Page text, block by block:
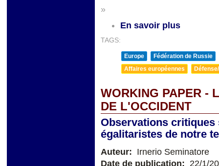
»
En savoir plus
TAGS:
Europe
Fédération de Russie
Affaires européennes
WORKING PAPER -
DE L'OCCIDENT
Observations
égalitaristes de notre
Auteur: Irnerio Seminatore
Date de publication: 22/1/